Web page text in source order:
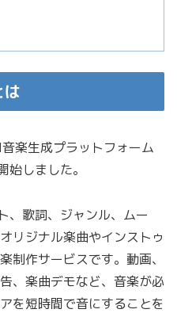
楽生成プラットフォーム
しました。
歌詞、ジャンル、ムー
リジナル楽曲やインストゥ
制作サービスです。動画、
、楽曲デモなど、音楽が必
を短時間で音にすることを